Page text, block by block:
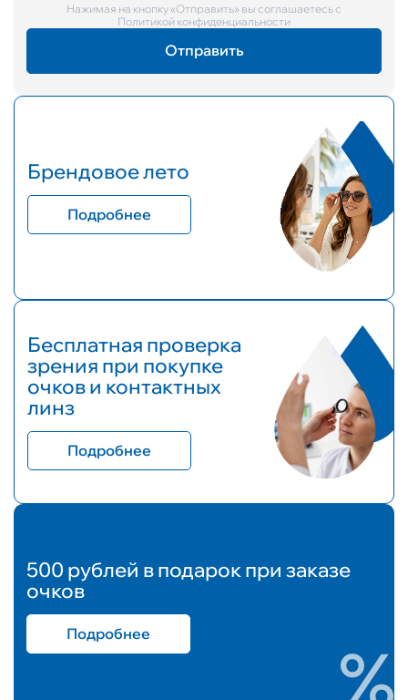
Нажимая на кнопку «Отправить» вы соглашаетесь с
Политикой конфиденциальности
Брендовое лето
Подробнее
Бесплатная проверка
зрения при покупке
очков и контактных
линз
Подробнее
500 рублей в подарок при заказе
очков
Подробнее